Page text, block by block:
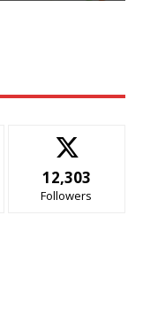
12,303
Followers